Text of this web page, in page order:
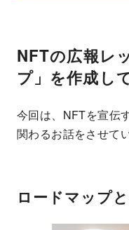
NFTの広報レ
プ」を作成し
今回は、NFTを宣伝
関わるお話をさせて
ロードマップ